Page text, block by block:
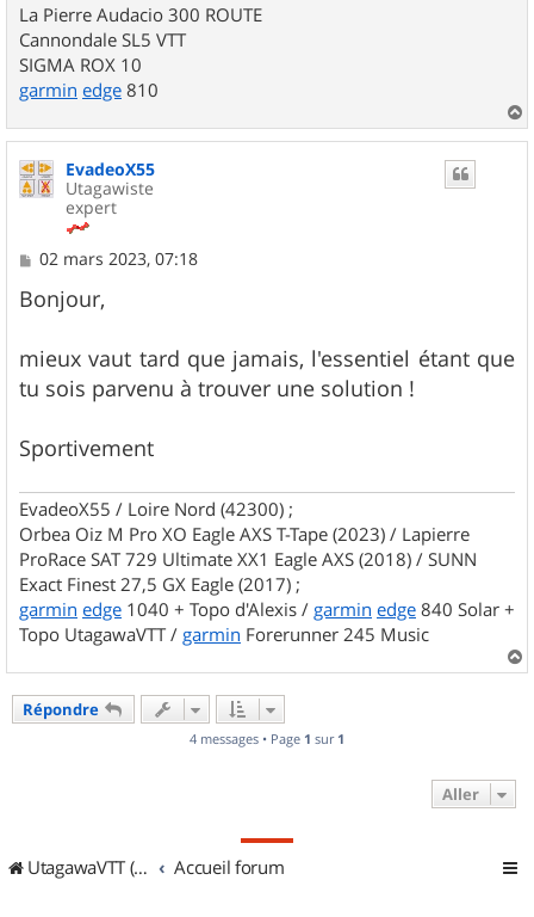
La Pierre Audacio 300 ROUTE
Cannondale SL5 VTT
SIGMA ROX 10
garmin edge 810
a
u
EvadeoX55
Utagawiste
expert
M
s
s
g
e
02 mars 2023, 07:18
Bonjour,
mieux vaut tard que jamais, l'essentiel étant que
tu sois parvenu à trouver une solution !
Sportivement
EvadeoX55 / Loire Nord (42300) ;
Orbea Oiz M Pro XO Eagle AXS T-Tape (2023) / Lapierre
ProRace SAT 729 Ultimate XX1 Eagle AXS (2018) / SUNN
Exact Finest 27,5 GX Eagle (2017) ;
garmin edge 1040 + Topo d'Alexis / garmin edge 840 Solar +
Topo UtagawaVTT / garmin Forerunner 245 Music
a
Répondre
4 messages • Page 1 sur 1
Aller
UtagawaVTT (Randos VTT et VTTAE avec traces GPS) Accueil forum